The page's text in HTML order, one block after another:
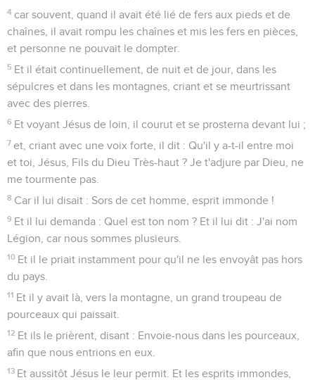
4 car souvent, quand il avait été lié de fers aux pieds et de
chaînes, il avait rompu les chaînes et mis les fers en pièces,
et personne ne pouvait le dompter.
5 Et il était continuellement, de nuit et de jour, dans les
sépulcres et dans les montagnes, criant et se meurtrissant
avec des pierres.
6 Et voyant Jésus de loin, il courut et se prosterna devant lui ;
7 et, criant avec une voix forte, il dit : Qu'il y a-t-il entre moi
et toi, Jésus, Fils du Dieu Très-haut ? Je t'adjure par Dieu, ne
me tourmente pas.
8 Car il lui disait : Sors de cet homme, esprit immonde !
9 Et il lui demanda : Quel est ton nom ? Et il lui dit : J'ai nom
Légion, car nous sommes plusieurs.
10 Et il le priait instamment pour qu'il ne les envoyât pas hors
du pays.
11 Et il y avait là, vers la montagne, un grand troupeau de
pourceaux qui paissait.
12 Et ils le prièrent, disant : Envoie-nous dans les pourceaux,
afin que nous entrions en eux.
13 Et aussitôt Jésus le leur permit. Et les esprits immondes,